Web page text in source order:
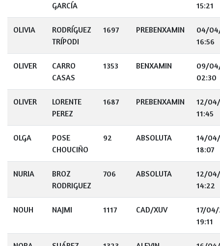
GARCÍA
15:21
OLIVIA
RODRÍGUEZ
TRÍPODI
1697 PREBENXAMIN
04/
16:56
OLIVER
CARRO
CASAS
1353 BENXAMIN
09/
02:30
OLIVER
LORENTE
PEREZ
1687 PREBENXAMIN
12/
11:45
OLGA
POSE
CHOUCIÑO
92 ABSOLUTA
14/
18:07
NURIA
BROZ
RODRIGUEZ
706 ABSOLUTA
12/
14:22
NOUH NAJMI 1117 CAD/XUV
17/
19:11